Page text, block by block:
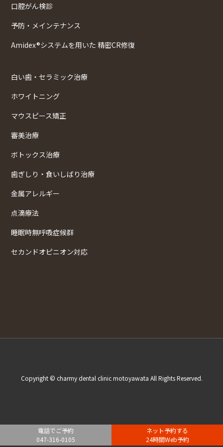
口腔がん検診
予防・メインテナンス
Amidex®システムを用いた 精密CR修復
白い歯・セラミック治療
ホワイトニング
マウスピース矯正
審美治療
ボトックス治療
歯ぎしり・食いしばり治療
金属アレルギー
点滴療法
睡眠時無呼吸症候群
セカンドオピニオン対応
Copyright © charmy dental clinic motoyawata All Rights Reserved.
電話でご予約
047-316-0105
ネット予約する
24時間Web予約